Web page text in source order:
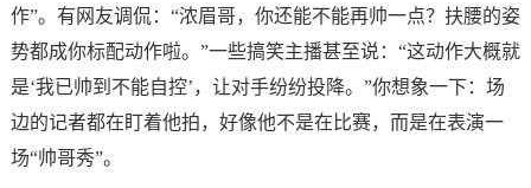
作”。有网友调侃：“浓眉哥，你还能不能再帅一点？扶腰的姿
势都成你标配动作啦。”一些搞笑主播甚至说：“这动作大概就
是‘我已帅到不能自控’，让对手纷纷投降。”你想象一下：场
边的记者都在盯着他拍，好像他不是在比赛，而是在表演一
场“帅哥秀”。